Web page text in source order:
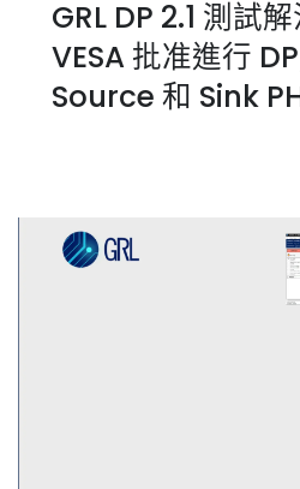
GRL DP 2.1 測試
VESA 批准進行
Source 和 Sink